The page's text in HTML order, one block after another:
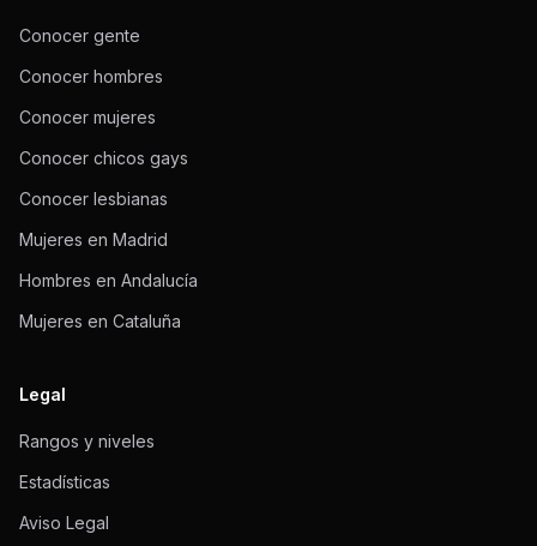
Conocer gente
Conocer hombres
Conocer mujeres
Conocer chicos gays
Conocer lesbianas
Mujeres en Madrid
Hombres en Andalucía
Mujeres en Cataluña
Legal
Rangos y niveles
Estadísticas
Aviso Legal